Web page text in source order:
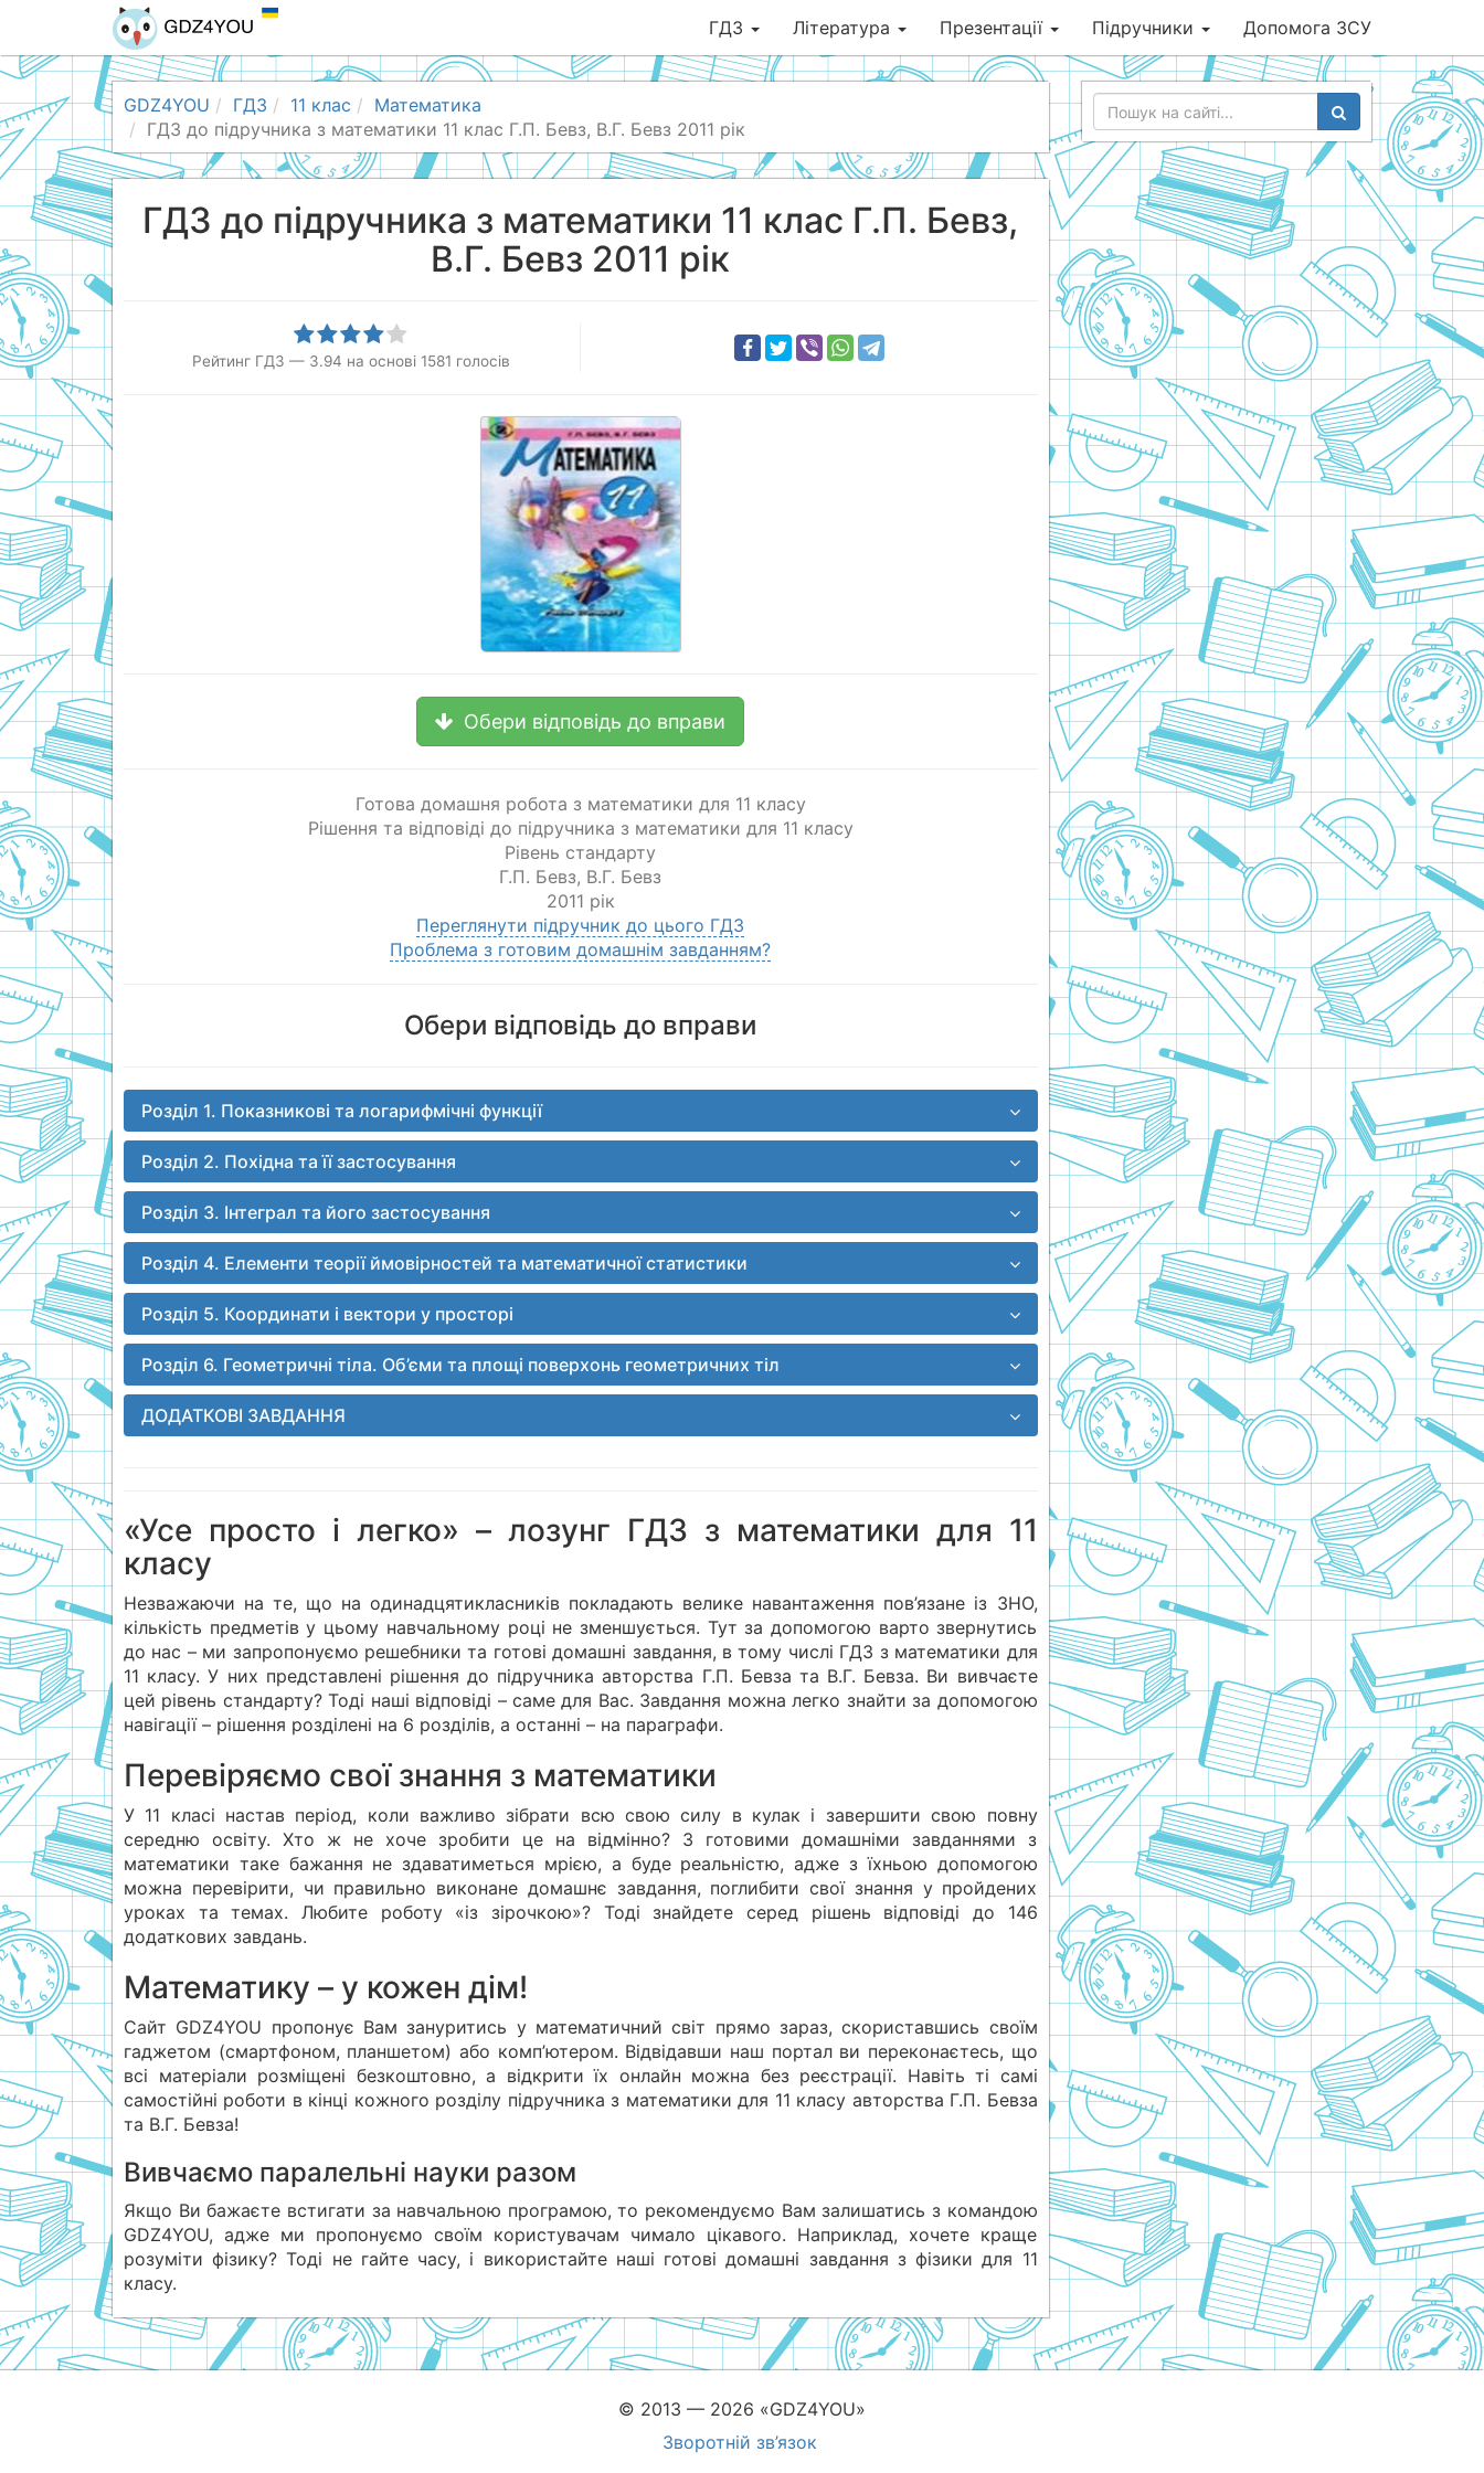
ГДЗ Література Презентації Підручники Допомога ЗСУ
GDZ4YOU ГДЗ 11 клас
Математика
ГДЗ до підручника з математики 11 клас Г.П. Бевз, В.Г. Бевз 2011 рік
ГДЗ до підручника з математики 11 клас Г.П. Бевз,
В.Г. Бевз 2011 рік
Рейтинг ГДЗ — 3.94 на основі 1581 голосів
Обери відповідь до вправи
Готова домашня робота з математики для 11 класу
Рішення та відповіді до підручника з математики для 11 класу
Рівень стандарту
Г.П. Бевз, В.Г. Бевз
2011 рік
Переглянути підручник до цього ГДЗ
Проблема з готовим домашнім завданням?
Обери відповідь до вправи
Розділ 1. Показникові та логарифмічні функції
Розділ 2. Похідна та її застосування
Розділ 3. Інтеграл та його застосування
Розділ 4. Елементи теорії ймовірностей та математичної статистики
Розділ 5. Координати і вектори у просторі
Розділ 6. Геометричні тіла. Об’єми та площі поверхонь геометричних тіл
ДОДАТКОВІ ЗАВДАННЯ
«Усе просто і легко» – лозунг ГДЗ з математики для 11
класу
Незважаючи на те, що на одинадцятикласників покладають велике навантаження пов’язане із ЗНО,
кількість предметів у цьому навчальному році не зменшується. Тут за допомогою варто звернутись
до нас – ми запропонуємо решебники та готові домашні завдання, в тому числі ГДЗ з математики для
11 класу. У них представлені рішення до підручника авторства Г.П. Бевза та В.Г. Бевза. Ви вивчаєте
цей рівень стандарту? Тоді наші відповіді – саме для Вас. Завдання можна легко знайти за допомогою
навігації – рішення розділені на 6 розділів, а останні – на параграфи.
Перевіряємо свої знання з математики
У 11 класі настав період, коли важливо зібрати всю свою силу в кулак і завершити свою повну
середню освіту. Хто ж не хоче зробити це на відмінно? З готовими домашніми завданнями з
математики таке бажання не здаватиметься мрією, а буде реальністю, адже з їхньою допомогою
можна перевірити, чи правильно виконане домашнє завдання, поглибити свої знання у пройдених
уроках та темах. Любите роботу «із зірочкою»? Тоді знайдете серед рішень відповіді до 146
додаткових завдань.
Математику – у кожен дім!
Сайт GDZ4YOU пропонує Вам зануритись у математичний світ прямо зараз, скориставшись своїм
гаджетом (смартфоном, планшетом) або комп’ютером. Відвідавши наш портал ви переконаєтесь, що
всі матеріали розміщені безкоштовно, а відкрити їх онлайн можна без реєстрації. Навіть ті самі
самостійні роботи в кінці кожного розділу підручника з математики для 11 класу авторства Г.П. Бевза
та В.Г. Бевза!
Вивчаємо паралельні науки разом
Якщо Ви бажаєте встигати за навчальною програмою, то рекомендуємо Вам залишатись з командою
GDZ4YOU, адже ми пропонуємо своїм користувачам чимало цікавого. Наприклад, хочете краще
розуміти фізику? Тоді не гайте часу, і використайте наші готові домашні завдання з фізики для 11
класу.
© 2013 — 2026 «GDZ4YOU»
Зворотній зв’язок